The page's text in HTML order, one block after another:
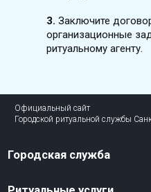
3. Заключите
организационные
ритуальному агенту.
Официальный сайт
Городской ритуальной службы
Городская служба